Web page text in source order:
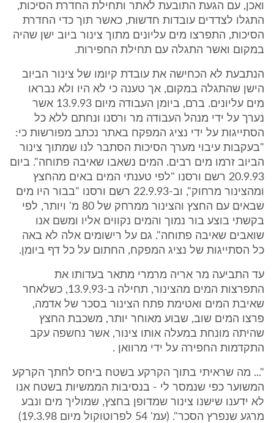
ואכן, עם הגעת התובעת לאתר ותחילת החדרת הסיכות,
התגלו לצדדים עובדות חדשות, כאשר תוך כדי החדרת
הסיכות, התפרצו מים עליונים מתוך צינור ביוב ישן שהיה
במקום ואשר התגלה עם תחילת החפירות.
הנתבעת לא הכחישה את עובדת קיומו של צינור הביוב
הישן שהתגלה במקום, אך טענה כי לא היו ולא נבראו
מים עליונים. ברם, ביומן העבודה מיום 13.9.93 אשר
נערך על ידי מנהל העבודה מר ורסנו ונחתם ללא כל
הסתייגות על ידי נציג המפקח באתר נכתב מפורשות כי:
"בעקבות עיבוי מערך הסיכות הסתבר לנו שמתוך צינור
הביוב זרמו מים רבים. המים נשאבו שאיבה פתוחה". ביום
20.9.93 רשם ורסנו "לפי טענתי המים באים מהחצץ
ומהצינור מרחוק", וב-22.9.93 רשם ורסנו "בבור היו מים
שבאים עם החצץ והצינור ממרחק של 80 מ' ויותר, לפי
בקשתי בוצע בור נמוך והמים נקווים אליו ומשם אנו
שואבים שאיבה פתוחה". גם על רישומים אלה לא באה
כל הסתייגות של נציג המפקח, החתום על כל דף ביומן.
עד התביעה מר אריה מרמרי מתאר בעדותו את
התפרצות המים מהצינור, תחילה ב-13.9.93, כשלאחר
שאיבת המים ואטימת פתח הצינור בסכר של אדמה,
פרצו המים שוב, שבוע מאוחר יותר, משכבת החצץ
שהיתה מונחת במעלה אותו צינור, אשר נחשפה עקב
התקדמות החפירה על ידי מרוואן .
"... מה שראיתי בתוך הקרקע בשטח ביחס לחתך הקרקע
המשוער כפי שנמסר לי - בנסיבות הממשיות בשטח אנו
לא ידענו שישנו צינור שמדופן בחצץ, שמוליך מים ונבע
מרגע שנפרץ הסכר". (עמ' 54 לפרוטוקול מיום 19.3.98)